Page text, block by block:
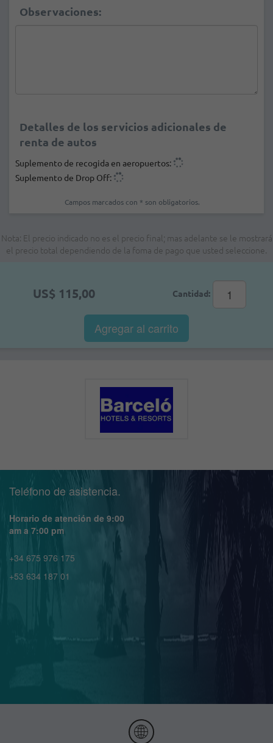
Observaciones:
Detalles de los servicios adicionales de
renta de autos
Suplemento de recogida en aeropuertos:
Suplemento de Drop Off:
Campos marcados con * son obligatorios.
Nota: El precio indicado no es el precio final; mas adelante se le mostrará
el precio total dependiendo de la foma de pago que usted seleccione.
US$ 115,00 Cantidad:
Agregar al carrito
Teléfono de asistencia.
Horario de atención de 9:00
am a 7:00 pm
+34 675 976 175
+53 634 187 01